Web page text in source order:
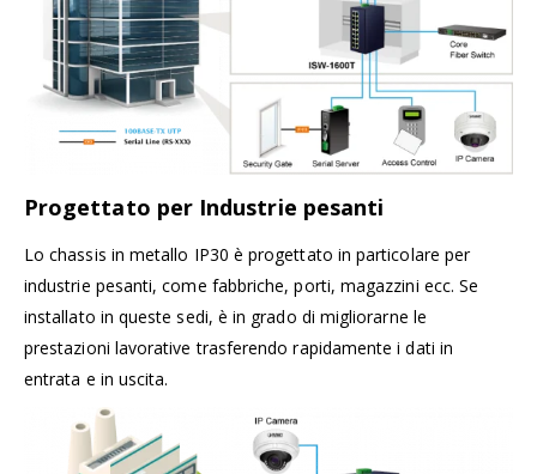
Progettato per Industrie pesanti
Lo chassis in metallo IP30 è progettato in particolare per
industrie pesanti, come fabbriche, porti, magazzini ecc. Se
installato in queste sedi, è in grado di migliorarne le
prestazioni lavorative trasferendo rapidamente i dati in
entrata e in uscita.